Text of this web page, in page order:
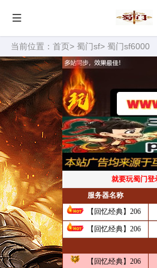
当前位置： 首页> 蜀门sf> 蜀门sf6000